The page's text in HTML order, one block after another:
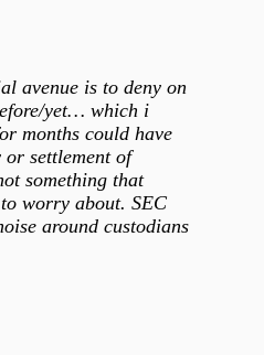
avenue is to deny on
yet… which i
months could have
settlement of
something that
worry about. SEC
around custodians